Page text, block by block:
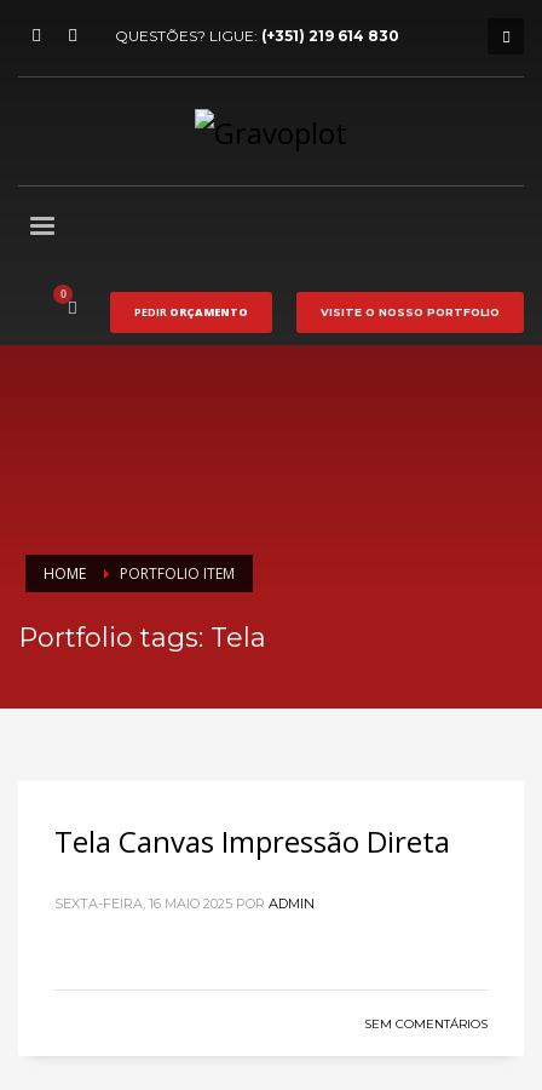
QUESTÕES? LIGUE: (+351) 219 614 830
PEDIR ORÇAMENTO VISITE O NOSSO PORTFOLIO
HOME PORTFOLIO ITEM
Portfolio tags: Tela
Tela Canvas Impressão Direta
SEXTA-FEIRA, 16 MAIO 2025 POR ADMIN
SEM COMENTÁRIOS